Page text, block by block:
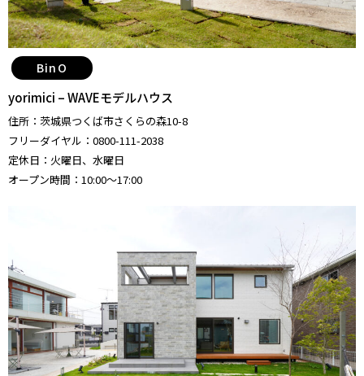
BinO
yorimici – WAVEモデルハウス
住所：茨城県つくば市さくらの森10-8
フリーダイヤル：0800-111-2038
定休日：火曜日、水曜日
オープン時間：10:00〜17:00